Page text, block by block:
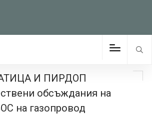
И ПИРДОП
обсъждания на
на газопровод